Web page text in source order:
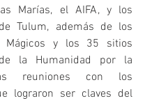
Marías, el AIFA, y los
Tulum, además de los
Mágicos y los 35 sitios
la Humanidad por la
reuniones con los
lograron ser claves del